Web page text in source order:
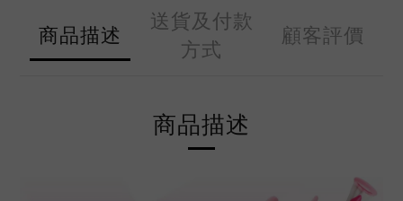
商品描述
送貨及付款
方式
顧客評價
商品描述